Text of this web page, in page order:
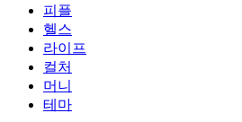
피플
헬스
라이프
컬처
머니
테마